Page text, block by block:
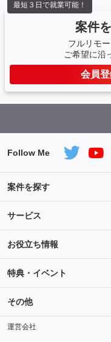
案件
フルリモ
ご希望に沿
会員登
最短３日で就業可能！
Follow Me
案件を探す
条件を指定して案件を探す
Salesforce案件特集
サービス
サービス紹介
ご登録から参画までの流れ
お役立ち情報
ライフ
キャリア
特典・イベント
セミナー
その他
メディアパートナー
運営会社